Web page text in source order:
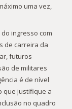
uma vez,
ingresso com
de carreira da
futuros
de militares
é de nível
que justifique a
no quadro